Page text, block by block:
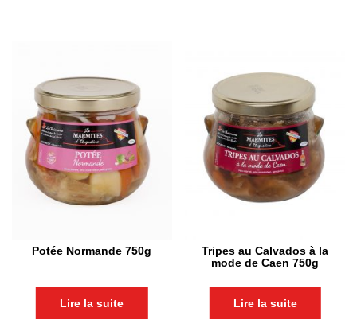
Potée Normande 750g
Lire la suite
Tripes au Calvados à la
mode de Caen 750g
Lire la suite